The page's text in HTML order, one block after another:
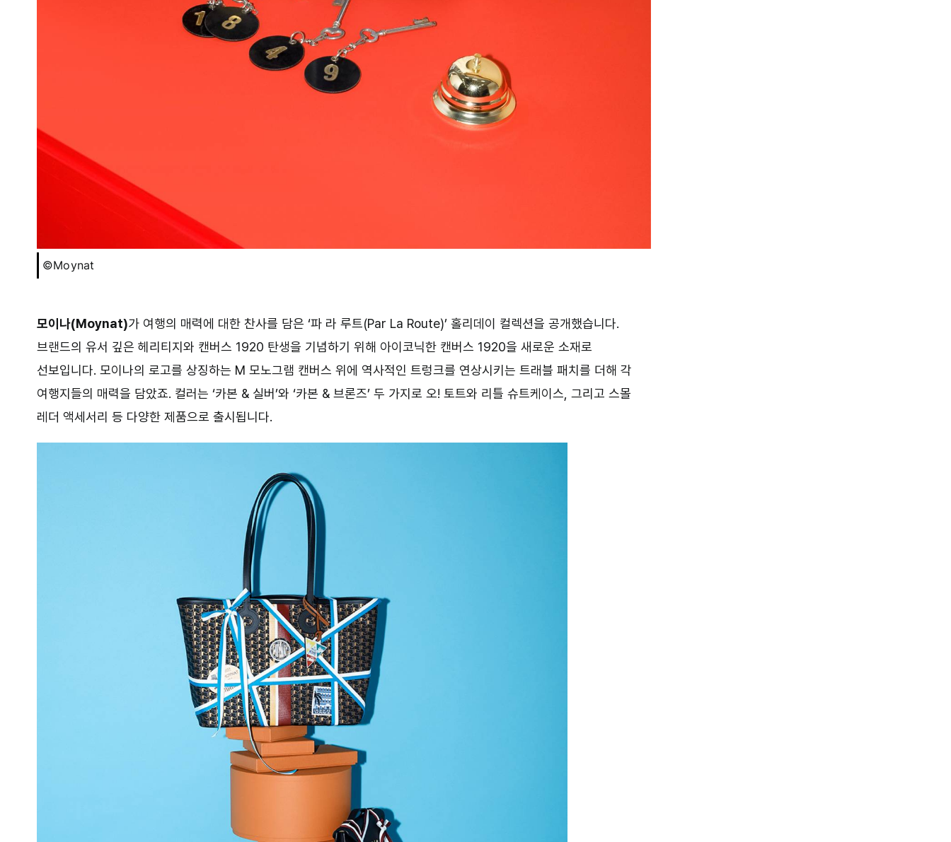
©Moynat
모이나(Moynat)가 여행의 매력에 대한 찬사를 담은 ‘파 라 루트(Par La Route)’ 홀리데이 컬렉션을 공개했습니다.
브랜드의 유서 깊은 헤리티지와 캔버스 1920 탄생을 기념하기 위해 아이코닉한 캔버스 1920을 새로운 소재로
선보입니다. 모이나의 로고를 상징하는 M 모노그램 캔버스 위에 역사적인 트렁크를 연상시키는 트래블 패치를 더해 각
여행지들의 매력을 담았죠. 컬러는 ‘카본 & 실버’와 ‘카본 & 브론즈’ 두 가지로 오! 토트와 리틀 슈트케이스, 그리고 스몰
레더 액세서리 등 다양한 제품으로 출시됩니다.